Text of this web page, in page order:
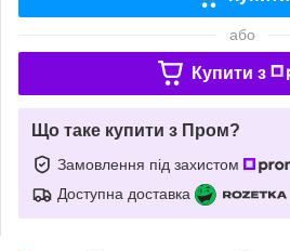
або
Купити з
Що таке купити з Пром?
Замовлення під захистом
Доступна доставка